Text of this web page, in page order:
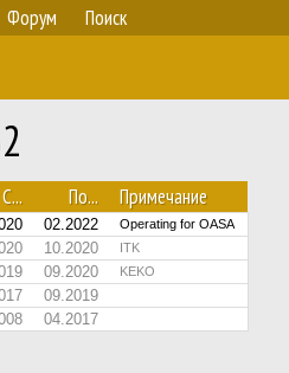
Форум Поиск
С... По... Примечание
02.2022 Operating for OASA
10.2020
ITK
09.2020 KEKO
09.2019
04.2017